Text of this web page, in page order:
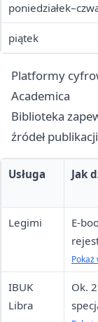
piątek
Platformy
Academica
Biblioteka
źródeł
Usługa Jak
Legimi
E-
w
Pokaż
IBUK
Libra
Ok.